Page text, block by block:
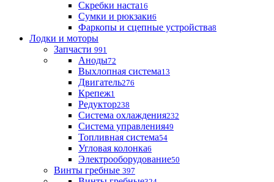
Скребки наста16
Сумки и рюкзаки6
Фаркопы и сцепные устройства8
Лодки и моторы
Запчасти 991
Аноды72
Выхлопная система13
Двигатель276
Крепеж1
Редуктор238
Система охлаждения232
Система управления49
Топливная система54
Угловая колонка6
Электрооборудование50
Винты гребные 397